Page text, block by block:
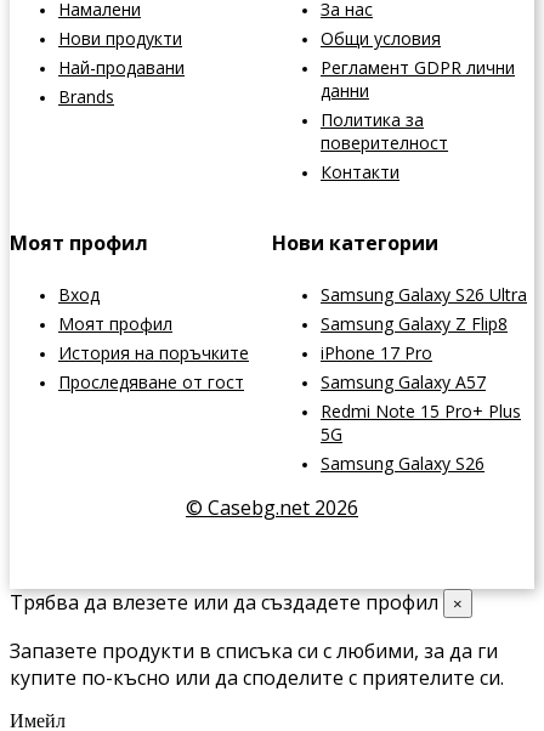
Намалени
Нови продукти
Най-продавани
Brands
За нас
Общи условия
Регламент GDPR лични
данни
Политика за
поверителност
Контакти
Моят профил
Вход
Моят профил
История на поръчките
Проследяване от гост
Нови категории
Samsung Galaxy S26 Ultra
Samsung Galaxy Z Flip8
iPhone 17 Pro
Samsung Galaxy A57
Redmi Note 15 Pro+ Plus
5G
Samsung Galaxy S26
© Casebg.net 2026
Трябва да влезете или да създадете профил ×
Запазете продукти в списъка си с любими, за да ги
купите по-късно или да споделите с приятелите си.
Имейл